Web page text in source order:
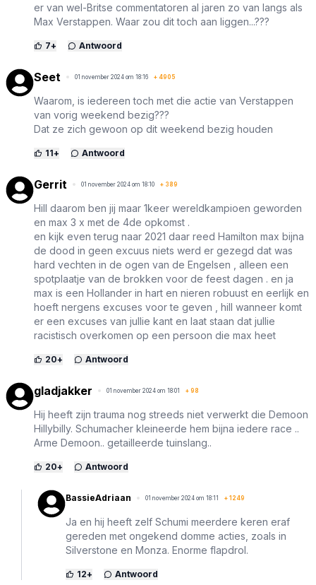
er van wel-Britse commentatoren al jaren zo van langs als
Max Verstappen. Waar zou dit toch aan liggen...???
7+ Antwoord
Seet 01 november 2024 om 18:16 + 4905
Waarom, is iedereen toch met die actie van Verstappen
van vorig weekend bezig???
Dat ze zich gewoon op dit weekend bezig houden
11+ Antwoord
Gerrit 01 november 2024 om 18:10 + 389
Hill daarom ben jij maar 1keer wereldkampioen geworden
en max 3 x met de 4de opkomst .
en kijk even terug naar 2021 daar reed Hamilton max bijna
de dood in geen excuus niets werd er gezegd dat was
hard vechten in de ogen van de Engelsen , alleen een
spotplaatje van de brokken voor de feest dagen . en ja
max is een Hollander in hart en nieren robuust en eerlijk en
hoeft nergens excuses voor te geven , hill wanneer komt
er een excuses van jullie kant en laat staan dat jullie
racistisch overkomen op een persoon die max heet
20+ Antwoord
gladjakker 01 november 2024 om 18:01 + 98
Hij heeft zijn trauma nog streeds niet verwerkt die Demoon
Hillybilly. Schumacher kleineerde hem bijna iedere race ..
Arme Demoon.. getailleerde tuinslang..
20+ Antwoord
BassieAdriaan 01 november 2024 om 18:11 + 1249
Ja en hij heeft zelf Schumi meerdere keren eraf
gereden met ongekend domme acties, zoals in
Silverstone en Monza. Enorme flapdrol.
12+ Antwoord